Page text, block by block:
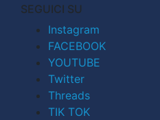
SEGUICI SU
Instagram
FACEBOOK
YOUTUBE
Twitter
Threads
TIK TOK